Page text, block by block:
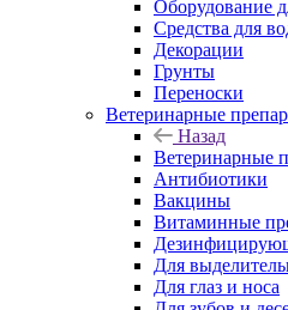
Оборудование
Средства для
Декорации
Грунты
Переноски
Ветеринарные
Назад
Ветеринарные
Антибиотики
Вакцины
Витаминные
Для
Для глаз и носа